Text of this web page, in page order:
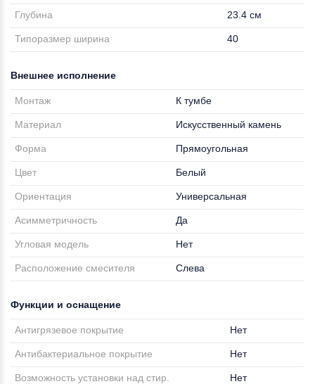
Глубина 23.4 см
Типоразмер ширина 40
Внешнее исполнение
Монтаж К тумбе
Материал Искусственный камень
Форма Прямоугольная
Цвет Белый
Ориентация Универсальная
Асимметричность Да
Угловая модель Нет
Расположение смесителя Слева
Функции и оснащение
Антигрязевое покрытие Нет
Антибактериальное покрытие Нет
Возможность установки над стир.
Нет